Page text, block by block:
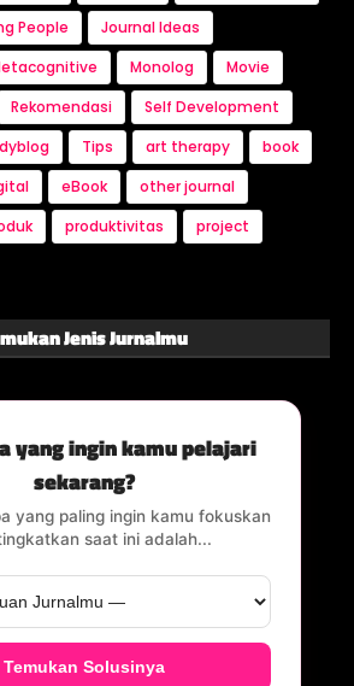
People
Journal Ideas
Monolog
Movie
Rekomendasi
Self Development
Tips art therapy
book
eBook
other journal
produktivitas
project
Jenis Jurnalmu
yang ingin kamu pelajari
sekarang?
yang paling ingin kamu fokuskan
saat ini adalah...
Temukan Solusinya